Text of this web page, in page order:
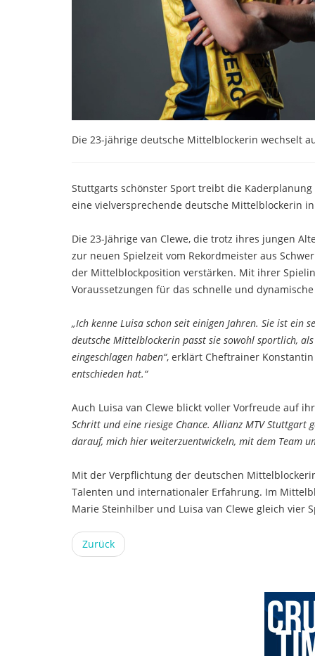
Die 23-jährige deutsche Mittelblockerin wechselt
Stuttgarts schönster Sport treibt die
eine vielversprechende deutsche Mittelblockerin
Die 23-Jährige van Clewe, die trotz ihres jungen
zur neuen Spielzeit vom Rekordmeister aus
der Mittelblockposition verstärken. Mit ihrer
Voraussetzungen für das schnelle und
„Ich kenne Luisa schon seit einigen Jahren. Sie ist
deutsche Mittelblockerin passt sie sowohl sportlich,
eingeschlagen haben“, erklärt Cheftrainer
entschieden hat.“
Auch Luisa van Clewe blickt voller Vorfreude auf
Schritt und eine riesige Chance. Allianz MTV Stuttgart
darauf, mich hier weiterzuentwickeln, mit dem Team
Mit der Verpflichtung der deutschen
Talenten und internationaler Erfahrung. Im
Marie Steinhilber und Luisa van Clewe gleich vier
Zurück